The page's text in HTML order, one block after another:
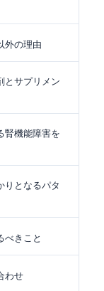
外の理由
とサプリメン
腎機能障害を
りとなるパタ
べきこと
わせ